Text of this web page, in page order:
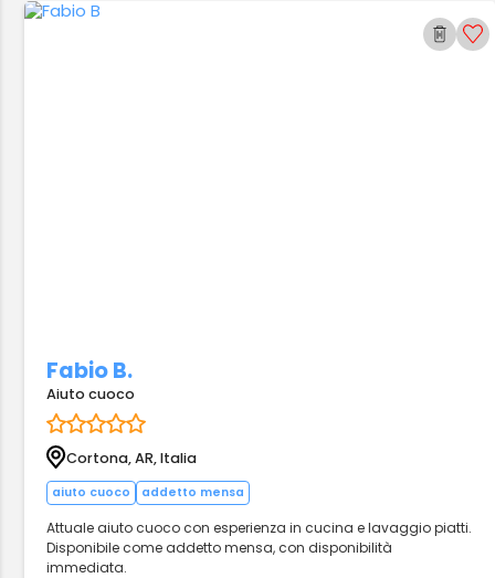
Fabio B.
Aiuto cuoco
Cortona, AR, Italia
aiuto cuoco addetto mensa
Attuale aiuto cuoco con esperienza in cucina e lavaggio piatti.
Disponibile come addetto mensa, con disponibilità
immediata.